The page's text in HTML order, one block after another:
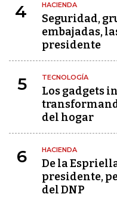
4 HACIENDA
Seguridad,
embajadas,
presidente
5 TECNOLOGÍA
Los gadgets
del hogar
6 HACIENDA
De la
presidente,
del DNP